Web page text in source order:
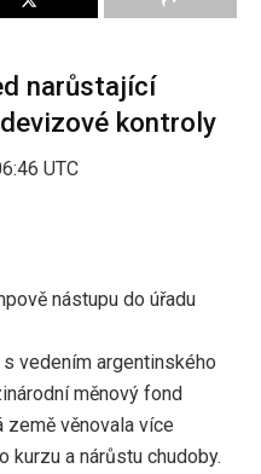
narůstající
kontroly
UTC
nástupu do úřadu
vedením argentinského
měnový fond
země věnovala více
kurzu a nárůstu chudoby.